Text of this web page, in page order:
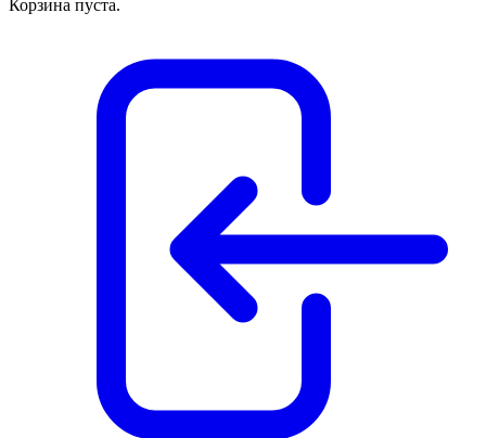
Корзина пуста.